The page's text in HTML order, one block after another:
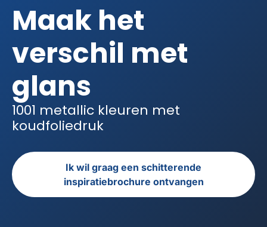
Maak het
verschil met
glans
1001 metallic kleuren met
koudfoliedruk
Ik wil graag een schitterende
inspiratiebrochure ontvangen